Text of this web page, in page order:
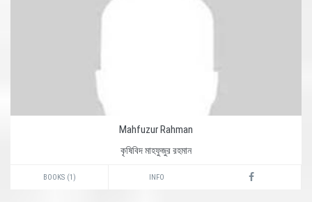
Mahfuzur Rahman
কৃষিবিদ মাহফুজুর রহমান
BOOKS (1) INFO